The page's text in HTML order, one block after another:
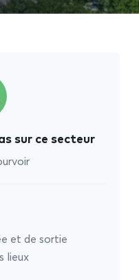
sur ce secteur
et de sortie
lieux